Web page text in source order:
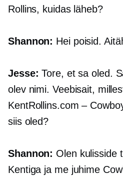
Rollins, kuidas läheb?
Shannon: Hei poisid.
Jesse: Tore, et sa oled.
olev nimi. Veebisait,
KentRollins.com –
siis oled?
Shannon: Olen kulisside
Kentiga ja me juhime